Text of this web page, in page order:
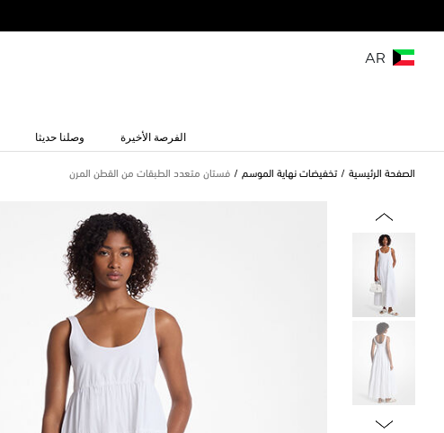
AR
الفرصة الأخيرة وصلنا حديثا
الصفحة الرئيسية تخفيضات نهاية الموسم فستان متعدد الطبقات من القطن المرن